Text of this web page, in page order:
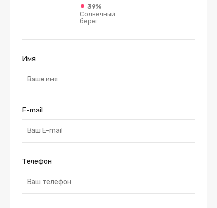
39%
Солнечный
берег
Имя
E-mail
Телефон